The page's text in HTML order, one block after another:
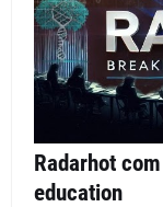
Radarhot
education